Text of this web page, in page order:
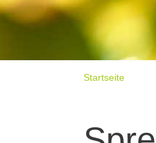
Startseite